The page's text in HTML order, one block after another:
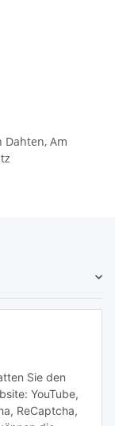
Sie den
YouTube,
ReCaptcha,
Dahten, Am